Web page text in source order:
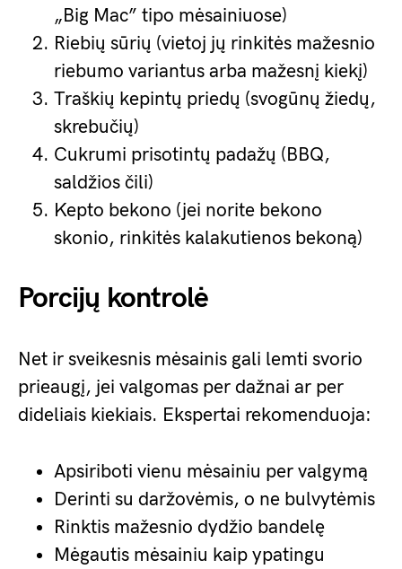
„Big Mac” tipo mėsainiuose)
Riebių sūrių (vietoj jų rinkitės mažesnio
riebumo variantus arba mažesnį kiekį)
Traškių kepintų priedų (svogūnų žiedų,
skrebučių)
Cukrumi prisotintų padažų (BBQ,
saldžios čili)
Kepto bekono (jei norite bekono
skonio, rinkitės kalakutienos bekoną)
Porcijų kontrolė
Net ir sveikesnis mėsainis gali lemti svorio
prieaugį, jei valgomas per dažnai ar per
dideliais kiekiais. Ekspertai rekomenduoja:
Apsiriboti vienu mėsainiu per valgymą
Derinti su daržovėmis, o ne bulvytėmis
Rinktis mažesnio dydžio bandelę
Mėgautis mėsainiu kaip ypatingu